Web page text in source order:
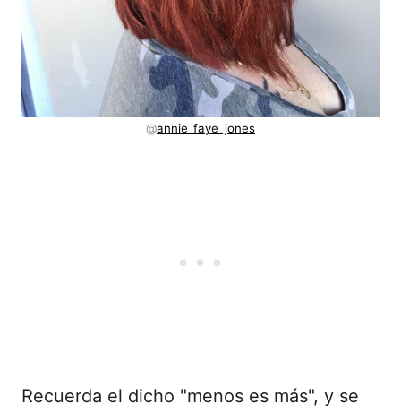
@annie_faye_jones
Recuerda el dicho "menos es más", y se